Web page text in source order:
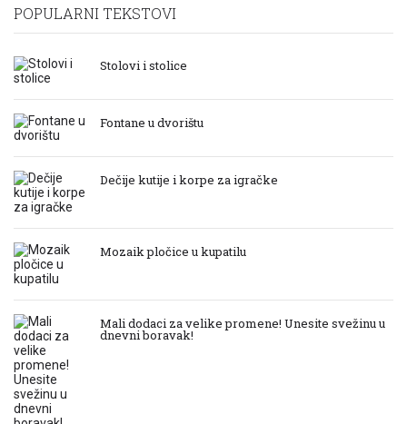
POPULARNI TEKSTOVI
Stolovi i stolice
Fontane u dvorištu
Dečije kutije i korpe za igračke
Mozaik pločice u kupatilu
Mali dodaci za velike promene! Unesite svežinu u
dnevni boravak!